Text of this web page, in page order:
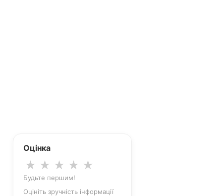
Оцінка
★ ★ ★ ★ ★
Будьте першим!
Оцініть зручність інформації